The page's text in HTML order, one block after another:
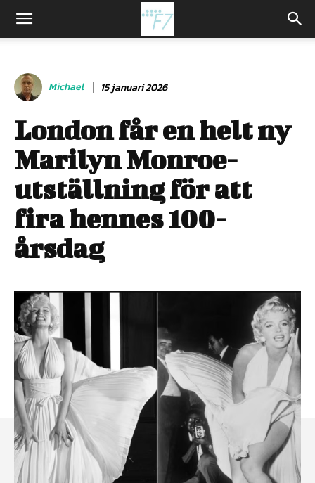
Michael 15 januari 2026
London får en helt ny
Marilyn Monroe-
utställning för att
fira hennes 100-
årsdag